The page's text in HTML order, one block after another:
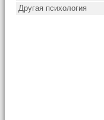
Другая психология